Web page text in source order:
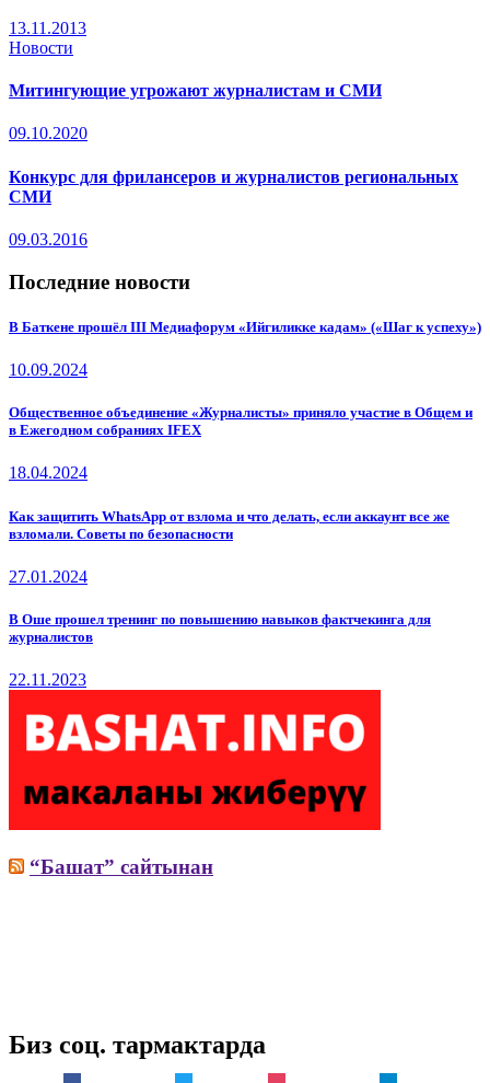
13.11.2013
Новости
Митингующие угрожают журналистам и СМИ
09.10.2020
Конкурс для фрилансеров и журналистов региональных
СМИ
09.03.2016
Последние новости
В Баткене прошёл III Медиафорум «Ийгиликке кадам» («Шаг к успеху»)
10.09.2024
Общественное объединение «Журналисты» приняло участие в Общем и
в Ежегодном собраниях IFEX
18.04.2024
Как защитить WhatsApp от взлома и что делать, если аккаунт все же
взломали. Советы по безопасности
27.01.2024
В Оше прошел тренинг по повышению навыков фактчекинга для
журналистов
22.11.2023
“Башат” сайтынан
Биз соц. тармактарда